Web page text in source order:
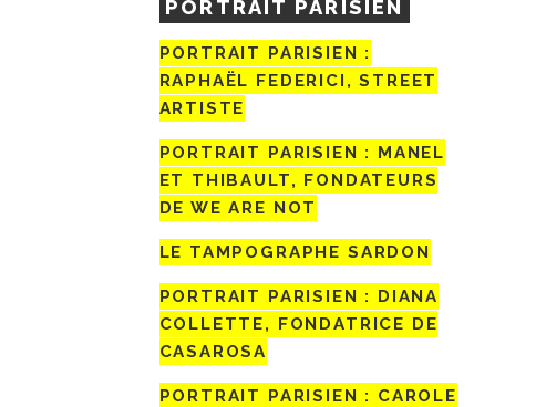
PORTRAIT PARISIEN
PORTRAIT PARISIEN :
RAPHAËL FEDERICI, STREET
ARTISTE
PORTRAIT PARISIEN : MANEL
ET THIBAULT, FONDATEURS
DE WE ARE NOT
LE TAMPOGRAPHE SARDON
PORTRAIT PARISIEN : DIANA
COLLETTE, FONDATRICE DE
CASAROSA
PORTRAIT PARISIEN : CAROLE